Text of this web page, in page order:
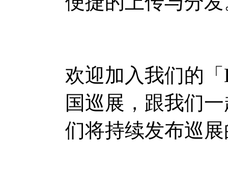
欢迎加入我们的「
国巡展，跟我们
们将持续发布巡